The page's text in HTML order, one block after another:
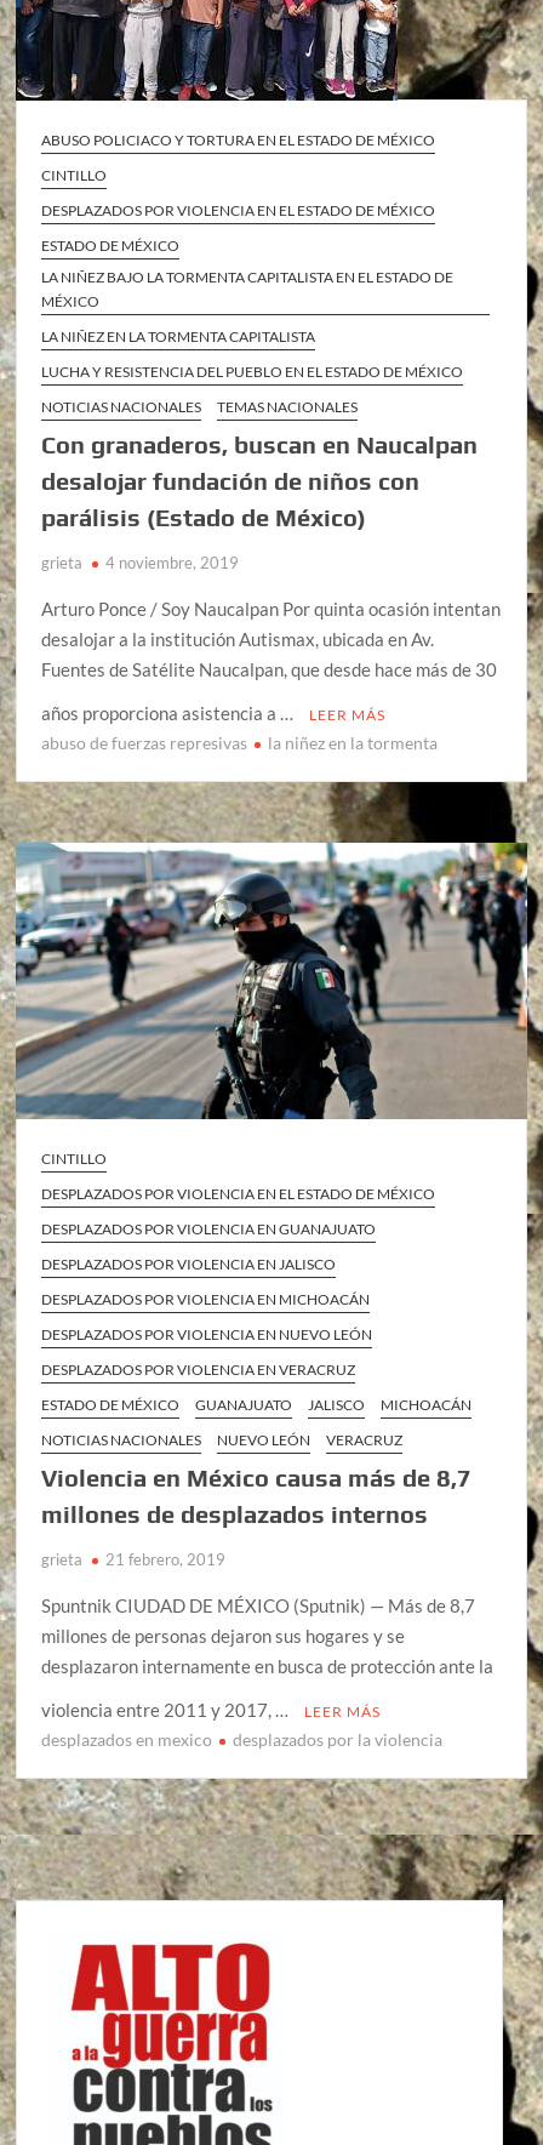
ABUSO POLICIACO Y TORTURA EN EL ESTADO DE MÉXICO
CINTILLO
DESPLAZADOS POR VIOLENCIA EN EL ESTADO DE MÉXICO
ESTADO DE MÉXICO
LA NIÑEZ BAJO LA TORMENTA CAPITALISTA EN EL ESTADO DE
MÉXICO
LA NIÑEZ EN LA TORMENTA CAPITALISTA
LUCHA Y RESISTENCIA DEL PUEBLO EN EL ESTADO DE MÉXICO
NOTICIAS NACIONALES
TEMAS NACIONALES
Con granaderos, buscan en Naucalpan
desalojar fundación de niños con
parálisis (Estado de México)
grieta 4 noviembre, 2019
Arturo Ponce / Soy Naucalpan Por quinta ocasión intentan
desalojar a la institución Autismax, ubicada en Av.
Fuentes de Satélite Naucalpan, que desde hace más de 30
años proporciona asistencia a …
LEER MÁS
abuso de fuerzas represivas la niñez en la tormenta
CINTILLO
DESPLAZADOS POR VIOLENCIA EN EL ESTADO DE MÉXICO
DESPLAZADOS POR VIOLENCIA EN GUANAJUATO
DESPLAZADOS POR VIOLENCIA EN JALISCO
DESPLAZADOS POR VIOLENCIA EN MICHOACÁN
DESPLAZADOS POR VIOLENCIA EN NUEVO LEÓN
DESPLAZADOS POR VIOLENCIA EN VERACRUZ
ESTADO DE MÉXICO
GUANAJUATO JALISCO
MICHOACÁN
NOTICIAS NACIONALES
NUEVO LEÓN VERACRUZ
Violencia en México causa más de 8,7
millones de desplazados internos
grieta 21 febrero, 2019
Spuntnik CIUDAD DE MÉXICO (Sputnik) — Más de 8,7
millones de personas dejaron sus hogares y se
desplazaron internamente en busca de protección ante la
violencia entre 2011 y 2017, …
LEER MÁS
desplazados en mexico desplazados por la violencia